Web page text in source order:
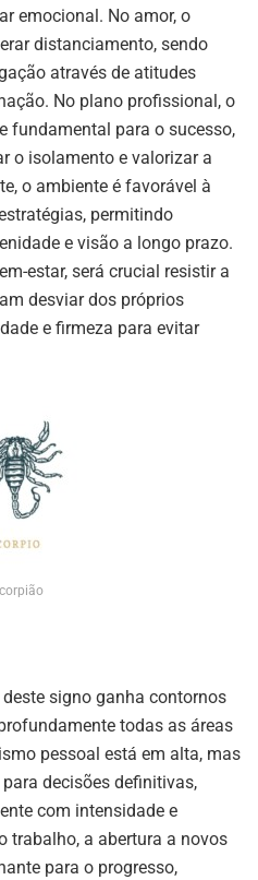
emocional. No amor, o
distanciamento, sendo
através de atitudes
No plano profissional, o
fundamental para o sucesso,
o isolamento e valorizar a
o ambiente é favorável à
permitindo
e visão a longo prazo.
estar, será crucial resistir a
desviar dos próprios
e firmeza para evitar
signo ganha contornos
todas as áreas
pessoal está em alta, mas
decisões definitivas,
com intensidade e
trabalho, a abertura a novos
para o progresso,